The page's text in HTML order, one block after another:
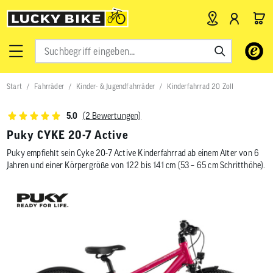
Verwende
Pfeile
nach
oben
Ergebnis
Start Fahrräder Kinder- & Jugendfahrräder Kinderfahrrad 20 Zoll
5.0 (2 Bewertungen)
Puky CYKE 20-7 Active
Puky empfiehlt sein Cyke 20-7 Active Kinderfahrrad ab einem Alter von 6
Jahren und einer Körpergröße von 122 bis 141 cm (53 – 65 cm Schritthöhe).